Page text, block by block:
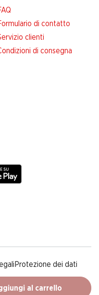
al carrello
di contatto
clienti
di consegna
Protezione dei dati